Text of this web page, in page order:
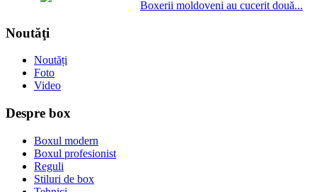
Boxerii moldoveni au cucerit două...
Noutăţi
Noutăți
Foto
Video
Despre box
Boxul modern
Boxul profesionist
Reguli
Stiluri de box